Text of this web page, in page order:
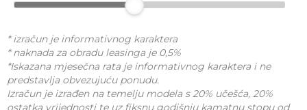
* izračun je informativnog karaktera
* naknada za obradu leasinga je 0,5%
*Iskazana mjesečna rata je informativnog karaktera i ne
predstavlja obvezujuću ponudu.
Izračun je izrađen na temelju modela s 20% učešća, 20%
ostatka vrijednosti te uz fiksnu godišnju kamatnu stopu od